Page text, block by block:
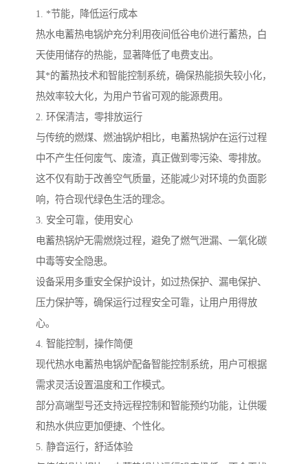
1. *节能，降低运行成本
热水电蓄热电锅炉充分利用夜间低谷电价进行蓄热，白
天使用储存的热能，显著降低了电费支出。
其*的蓄热技术和智能控制系统，确保热能损失较小化，
热效率较大化，为用户节省可观的能源费用。
2. 环保清洁，零排放运行
与传统的燃煤、燃油锅炉相比，电蓄热锅炉在运行过程
中不产生任何废气、废渣，真正做到零污染、零排放。
这不仅有助于改善空气质量，还能减少对环境的负面影
响，符合现代绿色生活的理念。
3. 安全可靠，使用安心
电蓄热锅炉无需燃烧过程，避免了燃气泄漏、一氧化碳
中毒等安全隐患。
设备采用多重安全保护设计，如过热保护、漏电保护、
压力保护等，确保运行过程安全可靠，让用户用得放
心。
4. 智能控制，操作简便
现代热水电蓄热电锅炉配备智能控制系统，用户可根据
需求灵活设置温度和工作模式。
部分高端型号还支持远程控制和智能预约功能，让供暖
和热水供应更加便捷、个性化。
5. 静音运行，舒适体验